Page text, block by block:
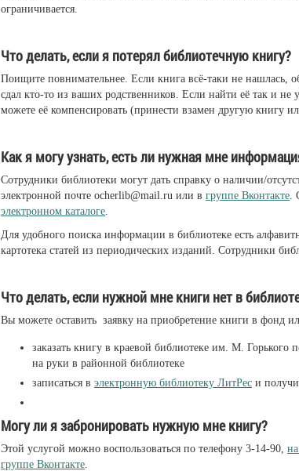
ограничивается.
Что делать, если я потерял библиотечную книгу?
Поищите повнимательнее. Если книга всё-таки не нашлась,
сдал кто-то из ваших родственников. Если найти её так и не
можете её компенсировать (принести взамен другую книгу
Как я могу узнать, есть ли нужная мне
Сотрудники библиотеки могут дать справку о наличии/
электронной почте ocherlib@mail.ru или в группе Вконтакте.
электронном каталоге.
Для удобного поиска информации в библиотеке есть
картотека статей из периодических изданий. Сотрудники
Что делать, если нужной мне книги нет в
Вы можете оставить заявку на приобретение книги в фонд
заказать книгу в краевой библиотеке им. М. Горького
на руки в районной библиотеке
записаться в электронную библиотеку ЛитРес и
Могу ли я забронировать нужную мне книгу?
Этой услугой можно воспользоваться по телефону 3-14-90,
группе Вконтакте.